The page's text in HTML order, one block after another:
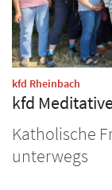
kfd Rheinbach
kfd
Katholische
unterwegs